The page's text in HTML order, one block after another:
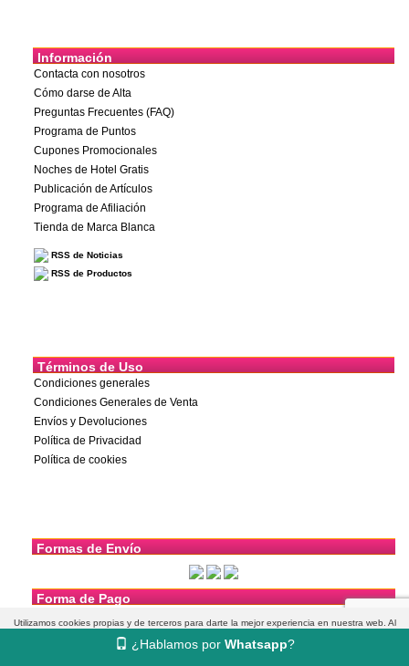
Información
Contacta con nosotros
Cómo darse de Alta
Preguntas Frecuentes (FAQ)
Programa de Puntos
Cupones Promocionales
Noches de Hotel Gratis
Publicación de Artículos
Programa de Afiliación
Tienda de Marca Blanca
RSS de Noticias
RSS de Productos
Términos de Uso
Condiciones generales
Condiciones Generales de Venta
Envíos y Devoluciones
Política de Privacidad
Política de cookies
Formas de Envío
Forma de Pago
¿Hablamos por Whatsapp?
Utilizamos cookies propias y de terceros para darte la mejor experiencia en nuestra web. Al
navegar aceptas su uso.
Más información